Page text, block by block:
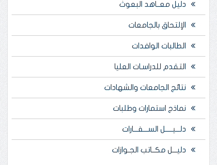
دليل معــاهد البعوث
الإلتحاق بالجامعات
الطالبات الوافدات
التقدم للدراسـات العليا
نتائج الجامعات والشهادات
نماذج استمارات وطلبات
دلـــيـــــل الســـفـــارات
دليـــل مكــاتب الجـوازات